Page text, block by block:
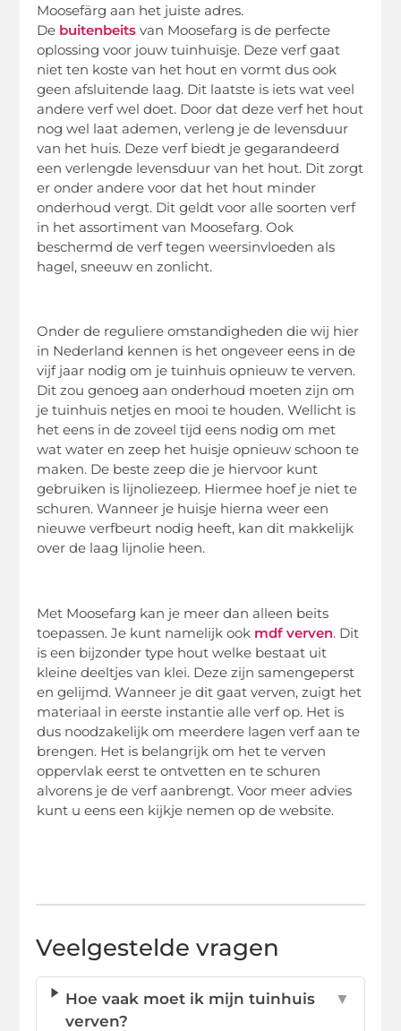
Moosefärg aan het juiste adres.
De buitenbeits van Moosefarg is de perfecte
oplossing voor jouw tuinhuisje. Deze verf gaat
niet ten koste van het hout en vormt dus ook
geen afsluitende laag. Dit laatste is iets wat veel
andere verf wel doet. Door dat deze verf het hout
nog wel laat ademen, verleng je de levensduur
van het huis. Deze verf biedt je gegarandeerd
een verlengde levensduur van het hout. Dit zorgt
er onder andere voor dat het hout minder
onderhoud vergt. Dit geldt voor alle soorten verf
in het assortiment van Moosefarg. Ook
beschermd de verf tegen weersinvloeden als
hagel, sneeuw en zonlicht.
Onder de reguliere omstandigheden die wij hier
in Nederland kennen is het ongeveer eens in de
vijf jaar nodig om je tuinhuis opnieuw te verven.
Dit zou genoeg aan onderhoud moeten zijn om
je tuinhuis netjes en mooi te houden. Wellicht is
het eens in de zoveel tijd eens nodig om met
wat water en zeep het huisje opnieuw schoon te
maken. De beste zeep die je hiervoor kunt
gebruiken is lijnoliezeep. Hiermee hoef je niet te
schuren. Wanneer je huisje hierna weer een
nieuwe verfbeurt nodig heeft, kan dit makkelijk
over de laag lijnolie heen.
Met Moosefarg kan je meer dan alleen beits
toepassen. Je kunt namelijk ook mdf verven. Dit
is een bijzonder type hout welke bestaat uit
kleine deeltjes van klei. Deze zijn samengeperst
en gelijmd. Wanneer je dit gaat verven, zuigt het
materiaal in eerste instantie alle verf op. Het is
dus noodzakelijk om meerdere lagen verf aan te
brengen. Het is belangrijk om het te verven
oppervlak eerst te ontvetten en te schuren
alvorens je de verf aanbrengt. Voor meer advies
kunt u eens een kijkje nemen op de website.
Veelgestelde vragen
Hoe vaak moet ik mijn tuinhuis
verven?
▼